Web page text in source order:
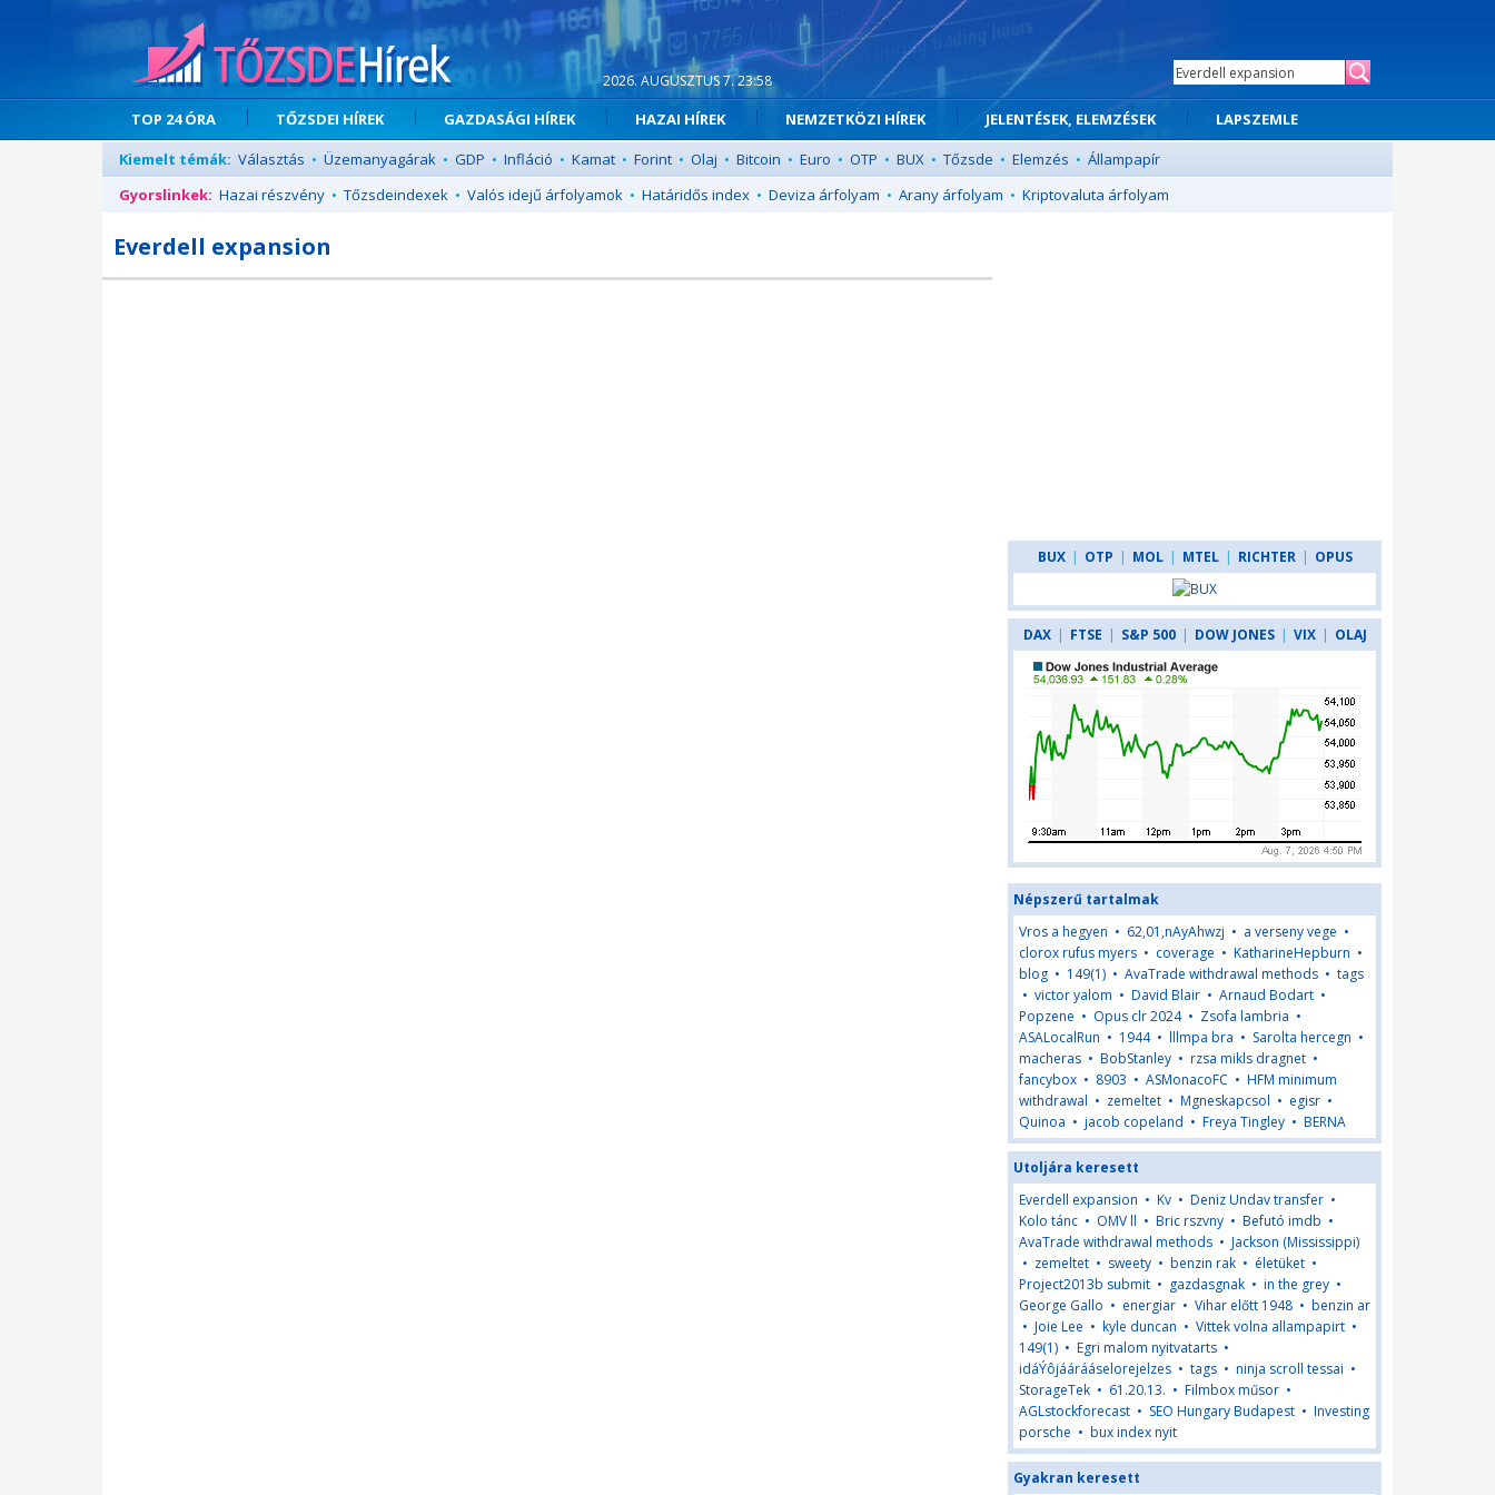
2026. AUGUSZTUS 7. 23:58
TOP 24 ÓRA TŐZSDEI HÍREK GAZDASÁGI HÍREK HAZAI HÍREK NEMZETKÖZI HÍREK JELENTÉSEK, ELEMZÉSEK
LAPSZEMLE
Kiemelt témák: Választás • Üzemanyagárak • GDP • Infláció • Kamat • Forint • Olaj • Bitcoin • Euro • OTP • BUX • Tőzsde • Elemzés • Állampapír
Gyorslinkek: Hazai részvény • Tőzsdeindexek • Valós idejű árfolyamok • Határidős index • Deviza árfolyam • Arany árfolyam • Kriptovaluta árfolyam
Everdell expansion
BUX | OTP | MOL | MTEL | RICHTER | OPUS
DAX | FTSE | S&P 500 | DOW JONES | VIX | OLAJ
Népszerű tartalmak
Vros a hegyen • 62,01,nAyAhwzj • a verseny vege •
clorox rufus myers • coverage • KatharineHepburn •
blog • 149(1) • AvaTrade withdrawal methods • tags
• victor yalom • David Blair • Arnaud Bodart •
Popzene • Opus clr 2024• Zsofa lambria •
ASALocalRun • 1944• lllmpa bra • Sarolta hercegn •
macheras • BobStanley • rzsa mikls dragnet •
fancybox • 8903 • ASMonacoFC • HFM minimum
withdrawal • zemeltet • Mgneskapcsol • egisr •
Quinoa • jacob copeland • Freya Tingley • BERNA
Utoljára keresett
Everdell expansion • Kv • Deniz Undav transfer •
Kolo tánc • OMV ll • Bric rszvny • Befutó imdb •
AvaTrade withdrawal methods • Jackson (Mississippi)
• zemeltet • sweety • benzin rak • életüket •
Project2013b submit • gazdasgnak • in the grey •
George Gallo • energiar • Vihar előtt 1948 • benzin ar
• Joie Lee • kyle duncan • Vittek volna allampapirt •
149(1) • Egri malom nyitvatarts •
idáÝôjáárááselorejelzes • tags • ninja scroll tessai •
StorageTek • 61.20.13. • Filmbox műsor •
AGLstockforecast • SEO Hungary Budapest • Investing
porsche • bux index nyit
Gyakran keresett